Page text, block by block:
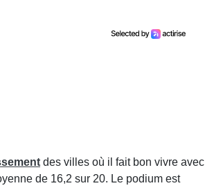
des villes où il fait bon vivre avec
de 16,2 sur 20. Le podium est